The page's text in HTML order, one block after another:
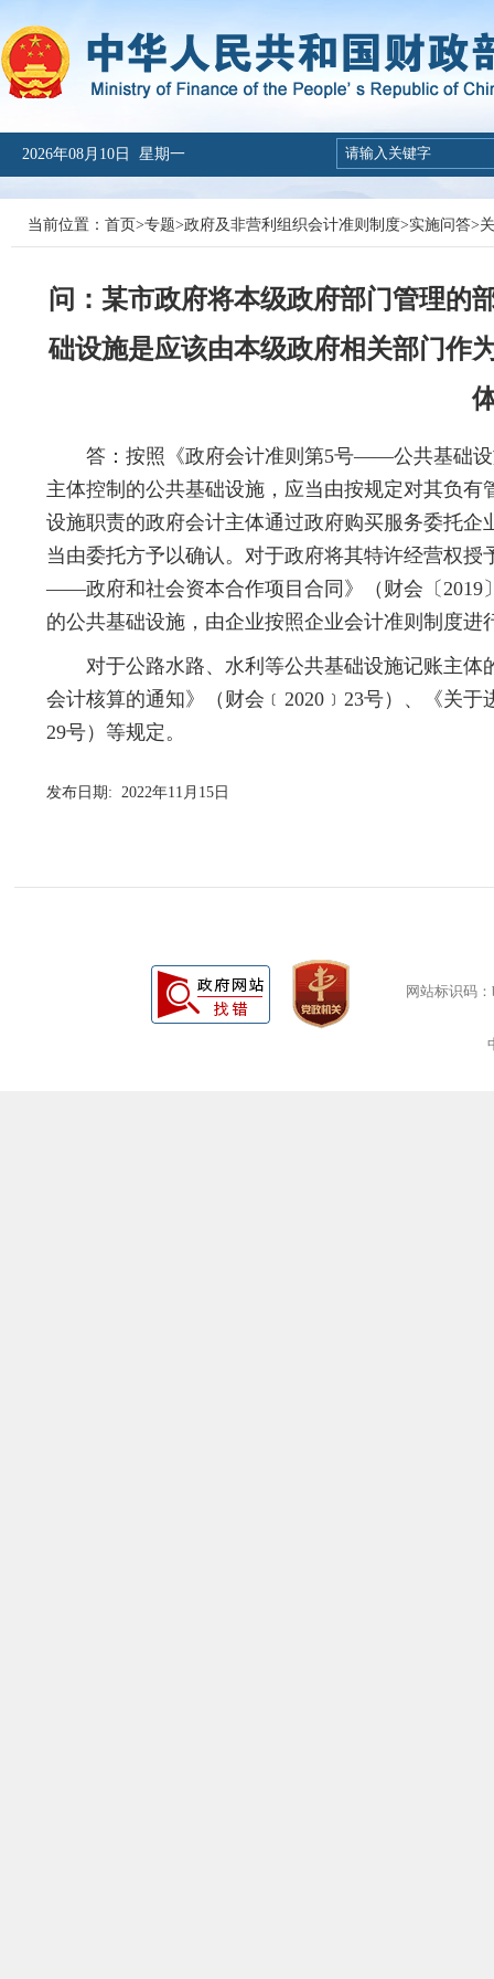
2026年08月10日 星期一
当前位置： 首页>专题>政府及非营利组织会计准则制度>实施问答>
问：某市政府将本级政府部门管理的
础设施是应该由本级政府相关部门作
答：按照《政府会计准则第5号——公共基础设
主体控制的公共基础设施，应当由按规定对其负
设施职责的政府会计主体通过政府购买服务委托
当由委托方予以确认。对于政府将其特许经营权授
——政府和社会资本合作项目合同》
（ 财会〔2019
的公共基础设施，由企业按照企业会计准则制度进
对于公路水路、水利等公共基础设施记账主
会计核算的通知》（财会﹝2020﹞23号）、《关
29号）等规定。
发布日期: 2022年11月15日
网站标识码